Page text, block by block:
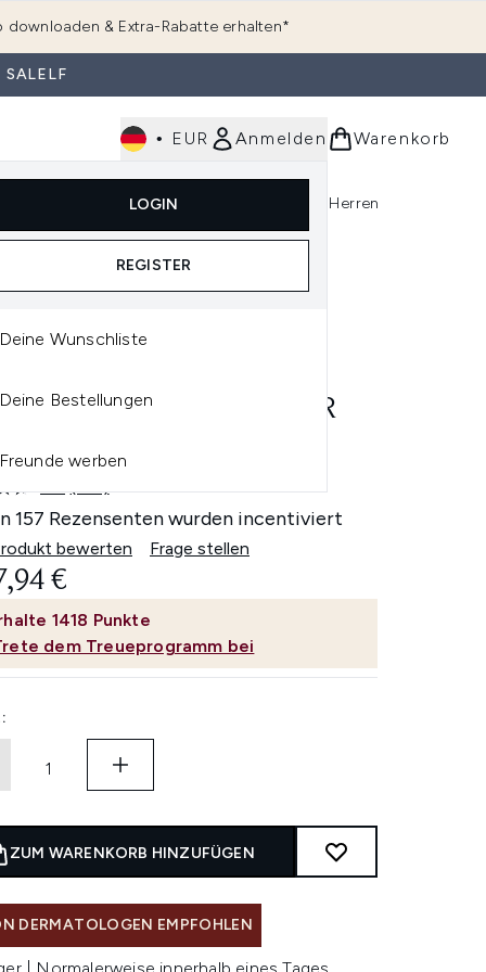
downloaden & Extra-Rabatte erhalten*
SALELF
• EUR Anmelden
LOGIN
REGISTER
Wunschliste
Bestellungen
werben
Warenkorb
Untermenü Anmelden (Kosmetik) Untermenü Anmelden (Haarpflege)
Parfum
Untermenü Anmelden (Parfum)
Herren
BEST SELLER
4.7 157
Bewertungen
lesen.
Link
Seite.
(157)
157 Rezensenten wurden incentiviert
bewerten Frage stellen
1418 Punkte
dem Treueprogramm bei
€
ZUM WARENKORB HINZUFÜGEN
DERMATOLOGEN EMPFOHLEN